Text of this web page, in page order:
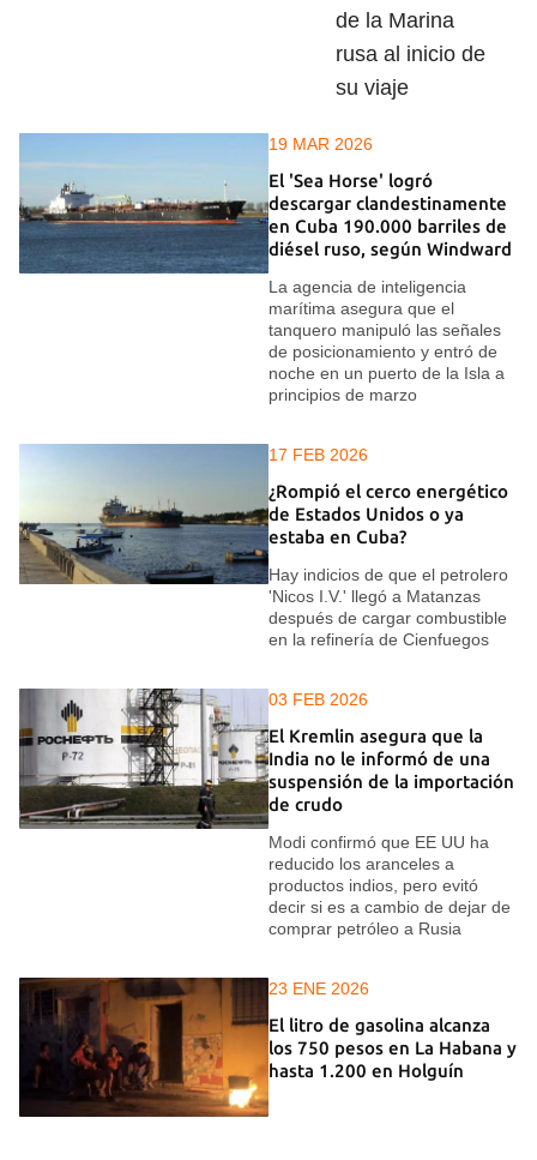
de la Marina
rusa al inicio de
su viaje
19 MAR 2026
El 'Sea Horse' logró
descargar clandestinamente
en Cuba 190.000 barriles de
diésel ruso, según Windward
La agencia de inteligencia
marítima asegura que el
tanquero manipuló las señales
de posicionamiento y entró de
noche en un puerto de la Isla a
principios de marzo
17 FEB 2026
¿Rompió el cerco energético
de Estados Unidos o ya
estaba en Cuba?
Hay indicios de que el petrolero
'Nicos I.V.' llegó a Matanzas
después de cargar combustible
en la refinería de Cienfuegos
03 FEB 2026
El Kremlin asegura que la
India no le informó de una
suspensión de la importación
de crudo
Modi confirmó que EE UU ha
reducido los aranceles a
productos indios, pero evitó
decir si es a cambio de dejar de
comprar petróleo a Rusia
23 ENE 2026
El litro de gasolina alcanza
los 750 pesos en La Habana y
hasta 1.200 en Holguín